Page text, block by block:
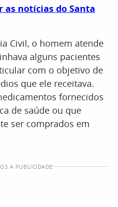
as notícias do Santa
Civil, o homem atende
alguns pacientes
com o objetivo de
que ele receitava.
fornecidos
de saúde ou que
ser comprados em
A PUBLICIDADE